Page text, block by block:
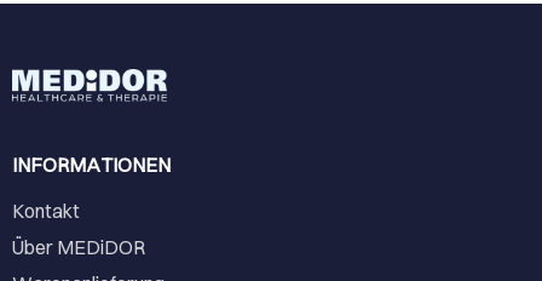
INFORMATIONEN
Kontakt
Über MEDiDOR